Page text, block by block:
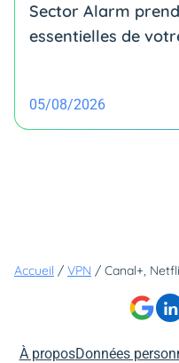
Sector Alarm
essentielles de
05/08/2026
Accueil / VPN /
À proposDonnées